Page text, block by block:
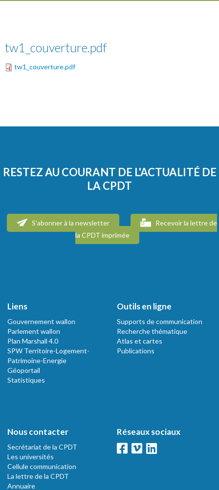
tw1_couverture.pdf
tw1_couverture.pdf
RESTEZ AU COURANT DE L'ACTUALITÉ DE
LA CPDT
S'abonner à la newsletter
Recevoir la lettre de
la CPDT imprimée
Liens
Gouvernement wallon
Parlement wallon
Plan Marshall 4.0
SPW Territoire-Logement-
Patrimoine-Energie
Géoportail
Statistiques
Outils en ligne
Supports de communication
Recherche thématique
Atlas et cartes
Publications
Nous contacter
Secrétariat de la CPDT
Les universités
Cellule communication
La lettre de la CPDT
Annuaire
Réseaux sociaux